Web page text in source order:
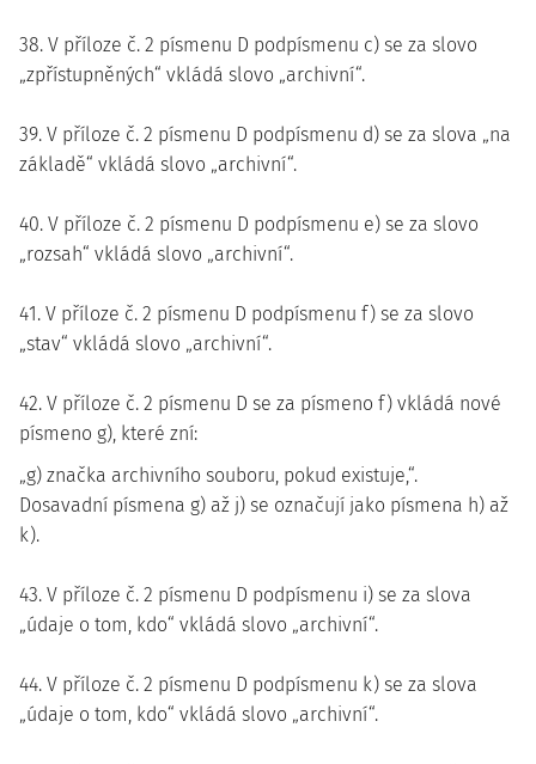
38. V příloze č. 2 písmenu D podpísmenu c) se za slovo
„zpřístupněných“ vkládá slovo „archivní“.
39. V příloze č. 2 písmenu D podpísmenu d) se za slova „na
základě“ vkládá slovo „archivní“.
40. V příloze č. 2 písmenu D podpísmenu e) se za slovo
„rozsah“ vkládá slovo „archivní“.
41. V příloze č. 2 písmenu D podpísmenu f) se za slovo
„stav“ vkládá slovo „archivní“.
42. V příloze č. 2 písmenu D se za písmeno f) vkládá nové
písmeno g), které zní:
„g) značka archivního souboru, pokud existuje,“.
Dosavadní písmena g) až j) se označují jako písmena h) až
k).
43. V příloze č. 2 písmenu D podpísmenu i) se za slova
„údaje o tom, kdo“ vkládá slovo „archivní“.
44. V příloze č. 2 písmenu D podpísmenu k) se za slova
„údaje o tom, kdo“ vkládá slovo „archivní“.